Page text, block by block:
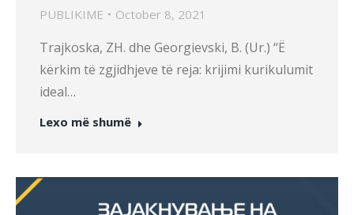
PUBLIKIME October 8, 2021
Trajkoska, ZH. dhe Georgievski, B. (Ur.) “Ë
kërkim të zgjidhjeve të reja: krijimi kurikulumit
ideal…
Lexo më shumë